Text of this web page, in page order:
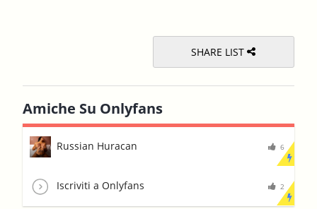
SHARE LIST
Amiche Su Onlyfans
Russian Huracan 6
Iscriviti a Onlyfans 2